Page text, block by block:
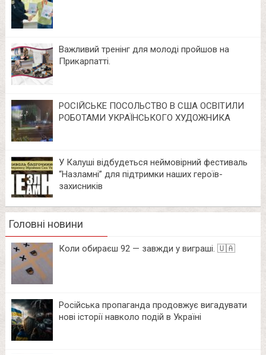
Важливий тренінг для молоді пройшов на
Прикарпатті.
РОСІЙСЬКЕ ПОСОЛЬСТВО В США ОСВІТИЛИ
РОБОТАМИ УКРАЇНСЬКОГО ХУДОЖНИКА
У Калуші відбудеться неймовірний фестиваль
“Назламні” для підтримки наших героїв-
захисників
Головні новини
Коли обираєш 92 — завжди у виграші. 🇺🇦
Російська пропаганда продовжує вигадувати
нові історії навколо подій в Україні